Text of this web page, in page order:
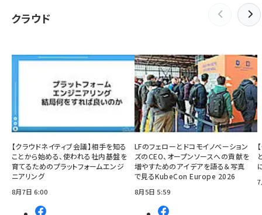
クラウド
【クラウドネイティブ会議】相手を知る
ことから始める、使われる社内基盤を
育てるためのプラットフォームエンジ
ニアリング
8月7日 6:00
LFのフェローとドコモイノベーション
ズのCEO、オープンソースへの貢献を
増やすためのアイデアを語る＆写真
で見るKubeCon Europe 2026
8月5日 5:59